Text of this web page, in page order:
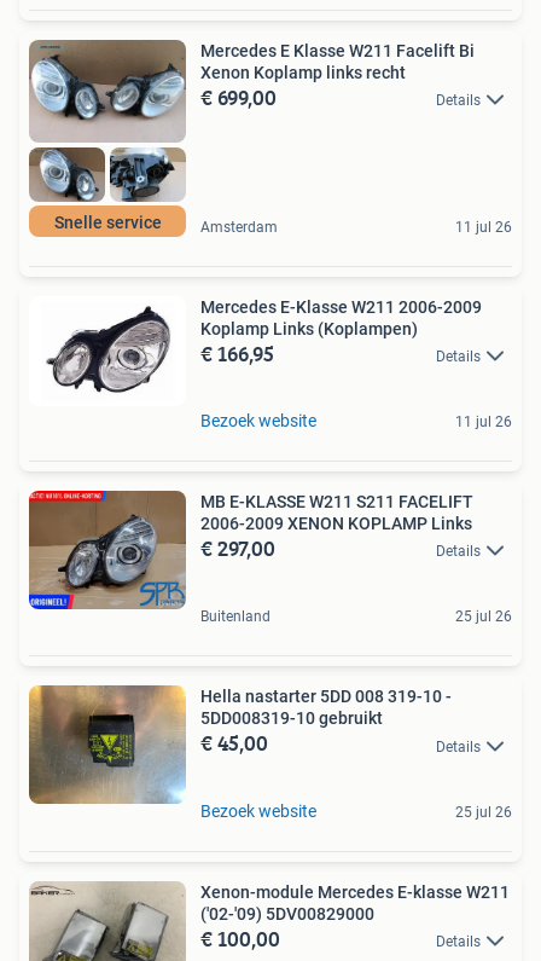
Snelle service
Mercedes E Klasse W211 Facelift Bi
Xenon Koplamp links recht
€ 699,00 Details
Amsterdam 11 jul 26
Mercedes E-Klasse W211 2006-2009
Koplamp Links (Koplampen)
€ 166,95 Details
Bezoek website 11 jul 26
MB E-KLASSE W211 S211 FACELIFT
2006-2009 XENON KOPLAMP Links
€ 297,00 Details
Buitenland 25 jul 26
Hella nastarter 5DD 008 319-10 -
5DD008319-10 gebruikt
€ 45,00 Details
Bezoek website 25 jul 26
Xenon-module Mercedes E-klasse W211
('02-'09) 5DV00829000
€ 100,00 Details